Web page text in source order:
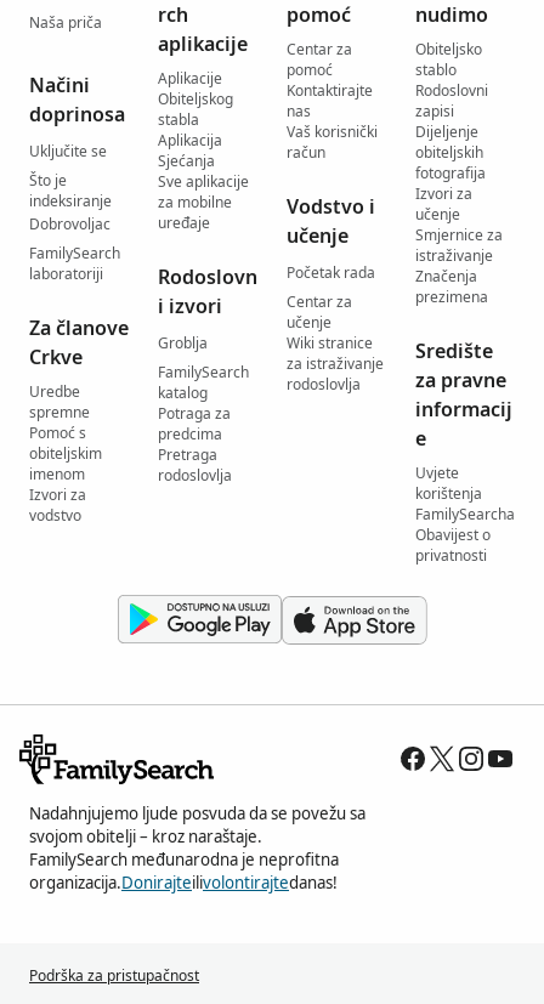
Naša priča
Načini
doprinosa
Uključite se
Što je
indeksiranje
Dobrovoljac
FamilySearch
laboratoriji
Za članove
Crkve
Uredbe
spremne
Pomoć s
obiteljskim
imenom
Izvori za
vodstvo
rch
aplikacije
Aplikacije
Obiteljskog
stabla
Aplikacija
Sjećanja
Sve aplikacije
za mobilne
uređaje
Rodoslovn
i izvori
Groblja
FamilySearch
katalog
Potraga za
predcima
Pretraga
rodoslovlja
pomoć
Centar za
pomoć
Kontaktirajte
nas
Vaš korisnički
račun
Vodstvo i
učenje
Početak rada
Centar za
učenje
Wiki stranice
za istraživanje
rodoslovlja
nudimo
Obiteljsko
stablo
Rodoslovni
zapisi
Dijeljenje
obiteljskih
fotografija
Izvori za
učenje
Smjernice za
istraživanje
Značenja
prezimena
Središte
za pravne
informacij
e
Uvjete
korištenja
FamilySearcha
Obavijest o
privatnosti
Nadahnjujemo ljude posvuda da se povežu sa
svojom obitelji – kroz naraštaje.
FamilySearch međunarodna je neprofitna
organizacija.Donirajteilivolontirajtedanas!
Podrška za pristupačnost